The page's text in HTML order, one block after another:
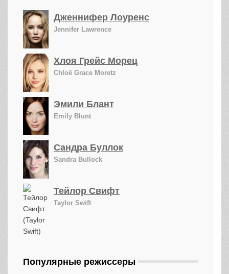
Дженнифер Лоуренс
Jennifer Lawrence
Хлоя Грейс Морец
Chloë Grace Moretz
Эмили Блант
Emily Blunt
Сандра Буллок
Sandra Bullock
Тейлор Свифт
Taylor Swift
Популярные режиссеры